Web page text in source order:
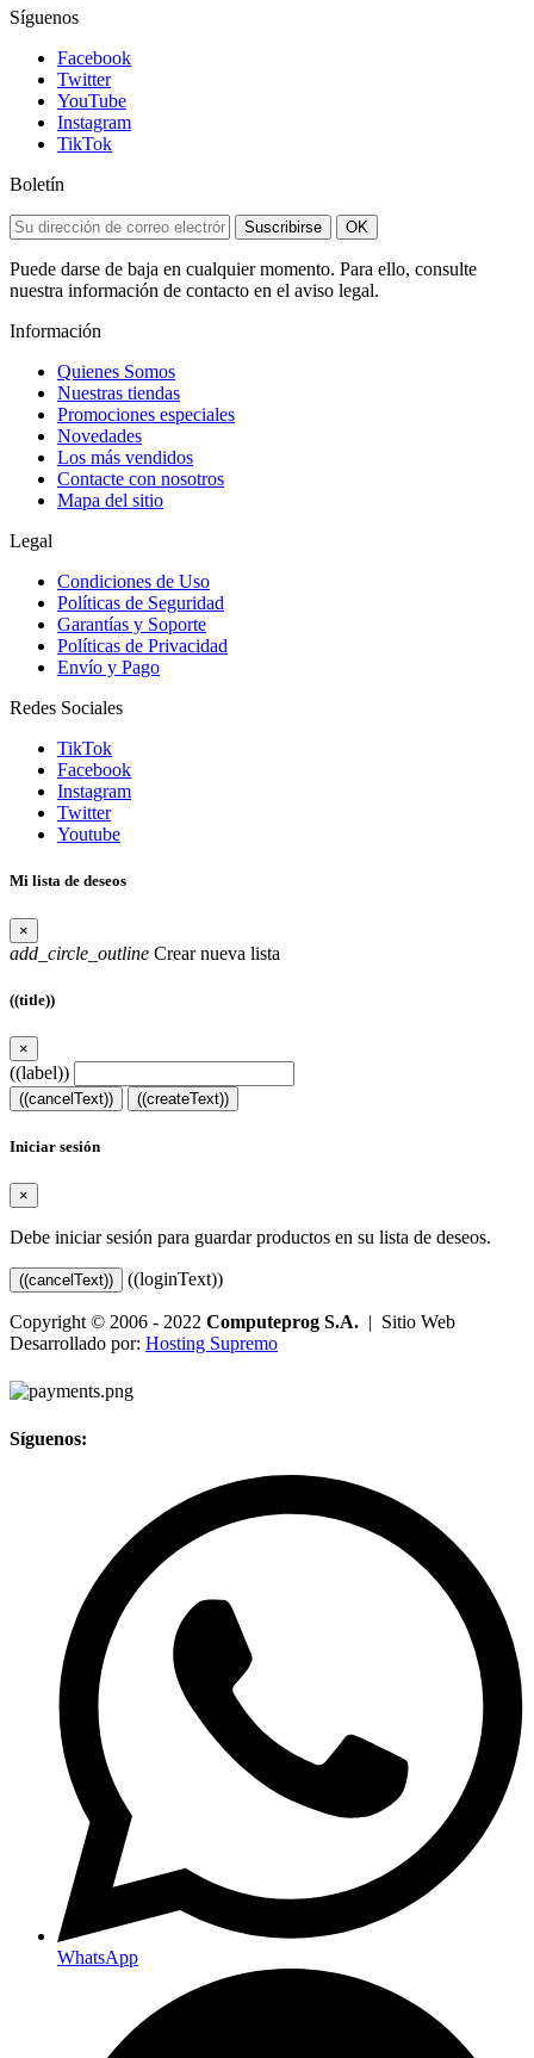
Síguenos
Facebook
Twitter
YouTube
Instagram
TikTok
Boletín
Suscribirse OK
Puede darse de baja en cualquier momento. Para ello, consulte
nuestra información de contacto en el aviso legal.
Información
Quienes Somos
Nuestras tiendas
Promociones especiales
Novedades
Los más vendidos
Contacte con nosotros
Mapa del sitio
Legal
Condiciones de Uso
Políticas de Seguridad
Garantías y Soporte
Políticas de Privacidad
Envío y Pago
Redes Sociales
TikTok
Facebook
Instagram
Twitter
Youtube
Mi lista de deseos
×
add_circle_outline Crear nueva lista
((title))
×
((label))
((cancelText)) ((createText))
Iniciar sesión
×
Debe iniciar sesión para guardar productos en su lista de deseos.
((cancelText)) ((loginText))
Copyright © 2006 - 2022 Computeprog S.A. | Sitio Web
Desarrollado por: Hosting Supremo
Síguenos:
WhatsApp